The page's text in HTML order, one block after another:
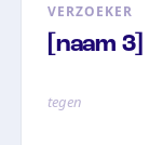
VERZOEKER
[naam 3]
tegen